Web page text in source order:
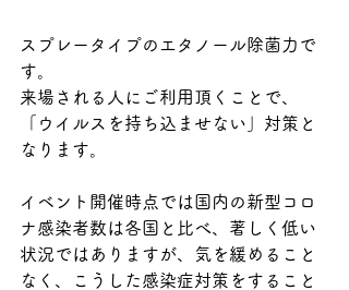
スプレータイプのエタノール除菌力で
す。
来場される人にご利用頂くことで、
「ウイルスを持ち込ませない」対策と
なります。
イベント開催時点では国内の新型コロ
ナ感染者数は各国と比べ、著しく低い
状況ではありますが、気を緩めること
なく、こうした感染症対策をすること